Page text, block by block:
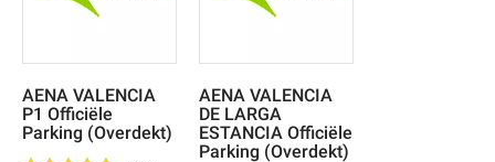
AENA VALENCIA
P1 Officiële
Parking (Overdekt)
AENA VALENCIA
DE LARGA
ESTANCIA Officiële
Parking (Overdekt)